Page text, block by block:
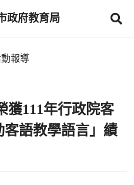
政府教育局
報導
獲111年行政院客
語教學語言」績